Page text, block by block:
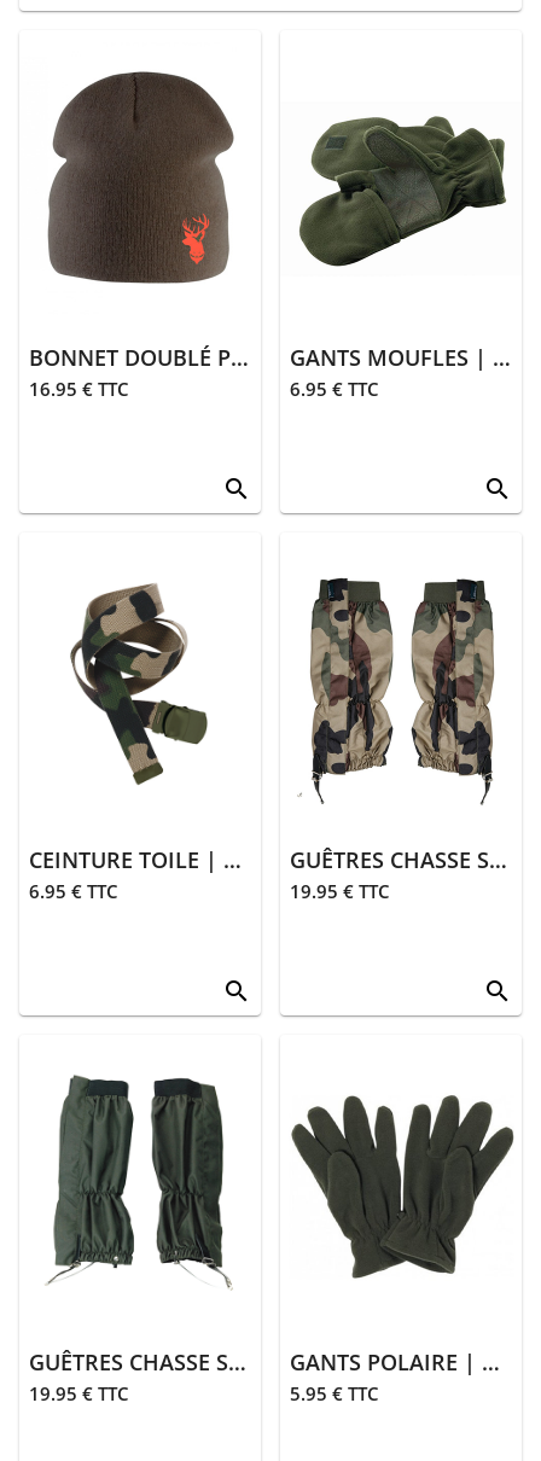
BONNET DOUBLÉ POLAIRE | KAKI
16.95 € TTC
search
GANTS MOUFLES | KAKI
6.95 € TTC
search
CEINTURE TOILE | CAMO
6.95 € TTC
search
GUÊTRES CHASSE STRONGER | CAMO
19.95 € TTC
search
GUÊTRES CHASSE STRONGER | KAKI
19.95 € TTC
GANTS POLAIRE | KAKI
5.95 € TTC